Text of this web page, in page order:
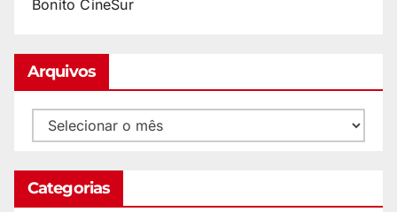
Bonito CineSur
Arquivos
Categorias